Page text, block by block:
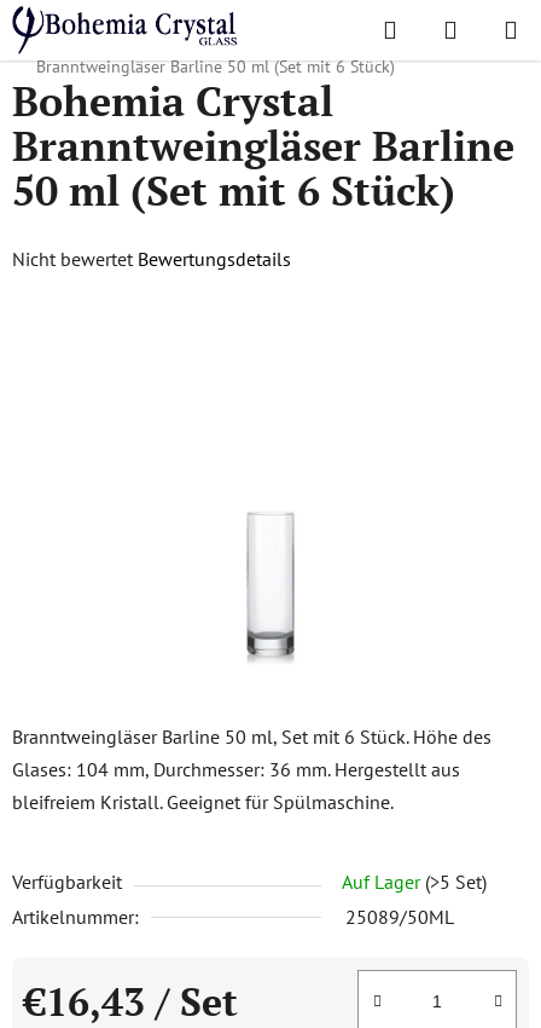
Zum
Inhalt
springen
Suchen
Startseite
/ Lieblingskollektionen /
Bohemia Crystal
Branntweingläser Barline 50 ml (Set mit 6 Stück)
Branntweingläser Barline 50 ml, Set mit 6 Stück. Höhe des
Glases: 104 mm, Durchmesser: 36 mm. Hergestellt aus
bleifreiem Kristall. Geeignet für Spülmaschine.
Verfügbarkeit Auf Lager (>5 Set)
Artikelnummer:
25089/50ML
€16,43 / Set
Bohemia Crystal
Branntweingläser Barline
50 ml (Set mit 6 Stück)
Die
Nicht bewertet Bewertungsdetails